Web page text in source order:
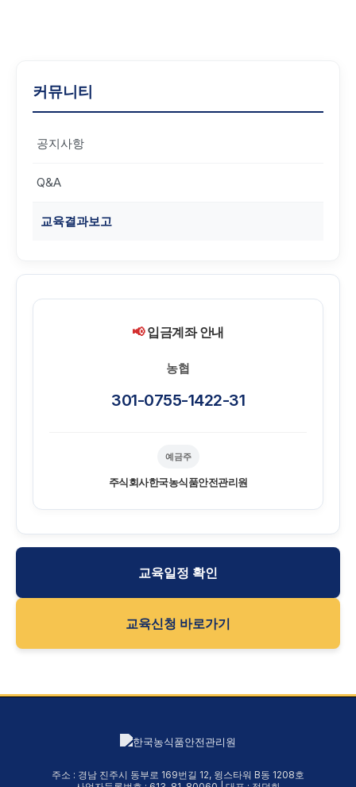
커뮤니티
공지사항
Q&A
교육결과보고
📢입금계좌 안내
농협
301-0755-1422-31
예금주
주식회사한국농식품안전관리원
교육일정 확인
교육신청 바로가기
주소 : 경남 진주시 동부로 169번길 12, 윙스타워 B동 1208호